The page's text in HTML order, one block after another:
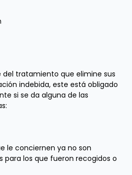
del tratamiento que elimine sus
indebida, este está obligado
si se da alguna de las
le conciernen ya no son
para los que fueron recogidos o